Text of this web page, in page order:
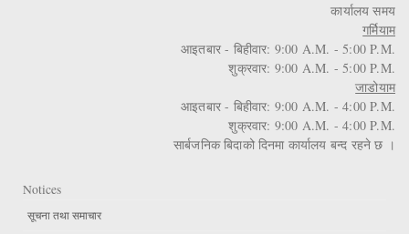
कार्यालय समय
गर्मियाम
आइतबार - बिहीवार: 9:00 A.M. - 5:00 P.M.
शुक्रवार: 9:00 A.M. - 5:00 P.M.
जाडोयाम
आइतबार - बिहीवार: 9:00 A.M. - 4:00 P.M.
शुक्रवार: 9:00 A.M. - 4:00 P.M.
सार्बजनिक बिदाको दिनमा कार्यालय बन्द रहने छ ।
Notices
सूचना तथा समाचार